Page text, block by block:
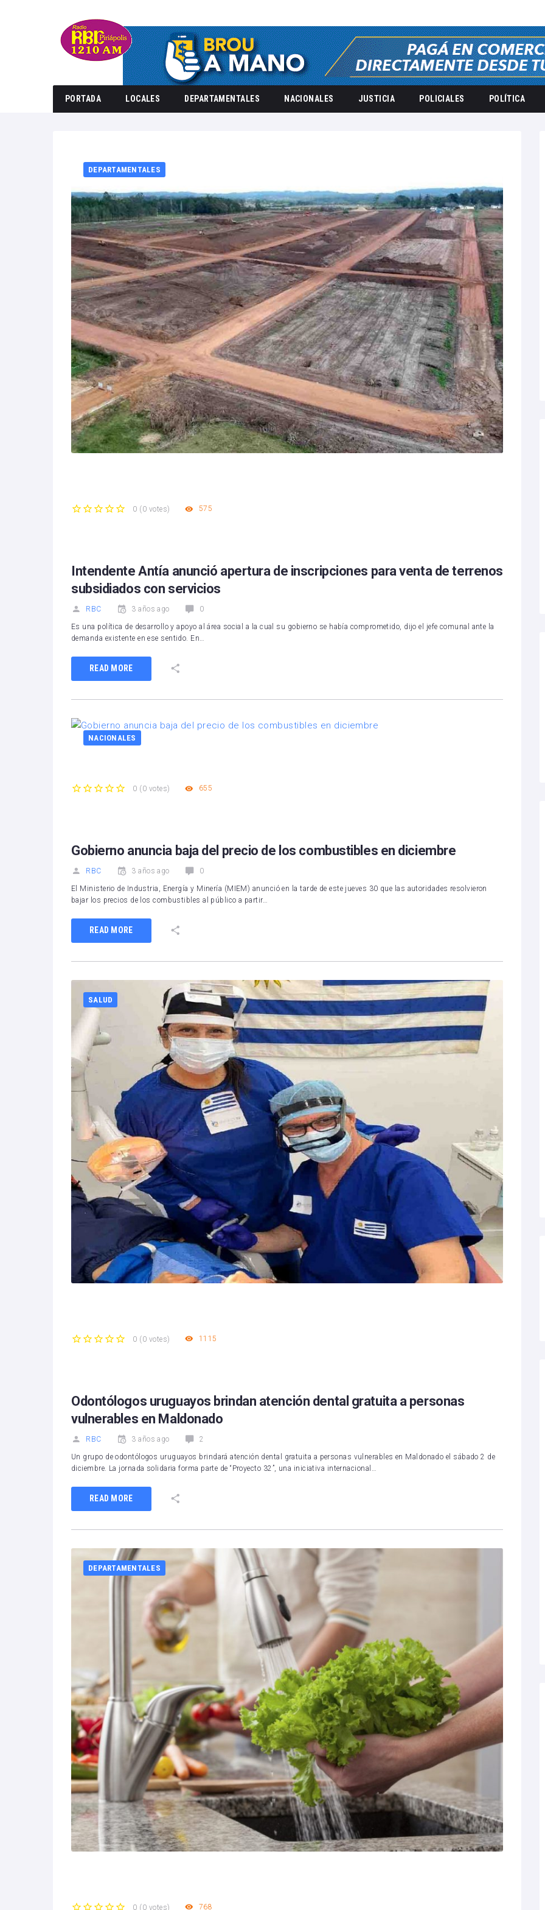
PORTADA LOCALES DEPARTAMENTALES NACIONALES JUSTICIA POLICIALES POLÍTICA
DEPARTAMENTALES
0 ( 0 votes) 575
Intendente Antía anunció apertura de inscripciones para venta de terrenos
subsidiados con servicios
RBC 3 años ago 0
Es una política de desarrollo y apoyo al área social a la cual su gobierno se había comprometido, dijo el jefe comunal ante la
demanda existente en ese sentido. En…
READ MORE
NACIONALES
0 ( 0 votes) 655
Gobierno anuncia baja del precio de los combustibles en diciembre
RBC 3 años ago 0
El Ministerio de Industria, Energía y Minería (MIEM) anunció en la tarde de este jueves 30 que las autoridades resolvieron
bajar los precios de los combustibles al público a partir…
READ MORE
SALUD
0 (0 votes) 1115
Odontólogos uruguayos brindan atención dental gratuita a personas
vulnerables en Maldonado
RBC 3 años ago 2
Un grupo de odontólogos uruguayos brindará atención dental gratuita a personas vulnerables en Maldonado el sábado 2 de
diciembre. La jornada solidaria forma parte de “Proyecto 32”, una iniciativa internacional…
READ MORE
DEPARTAMENTALES
0 (0 votes) 768